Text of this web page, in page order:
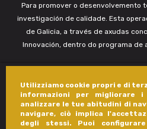
Utilizziamo cookie propri e di
informazioni per migliorare
analizzare le tue abitudini di
navigare, ciò implica
degli stessi. Puoi
Para promover o desenvolvemento
investigación de calidade. Esta
de Galicia, a través de axudas
Innovación, dentro do programa de